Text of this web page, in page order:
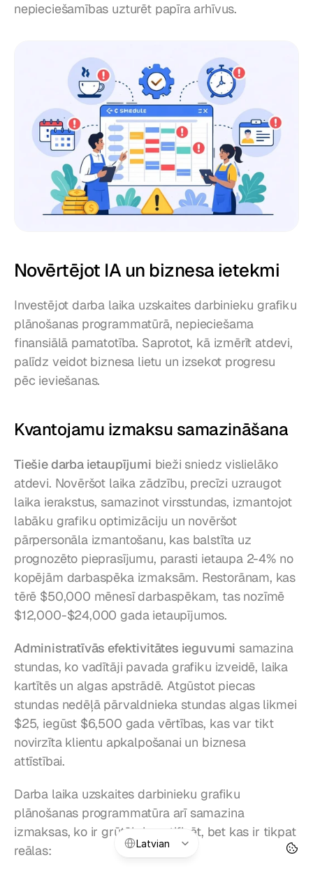
nepieciešamības uzturēt papīra arhīvus.
Novērtējot IA un biznesa ietekmi
Investējot darba laika uzskaites darbinieku grafiku
plānošanas programmatūrā, nepieciešama
finansiālā pamatotība. Saprotot, kā izmērīt atdevi,
palīdz veidot biznesa lietu un izsekot progresu
pēc ieviešanas.
Kvantojamu izmaksu samazināšana
Tiešie darba ietaupījumi bieži sniedz vislielāko
atdevi. Novēršot laika zādzību, precīzi uzraugot
laika ierakstus, samazinot virsstundas, izmantojot
labāku grafiku optimizāciju un novēršot
pārpersonāla izmantošanu, kas balstīta uz
prognozēto pieprasījumu, parasti ietaupa 2-4% no
kopējām darbaspēka izmaksām. Restorānam, kas
tērē $50,000 mēnesī darbaspēkam, tas nozīmē
$12,000-$24,000 gada ietaupījumos.
Administratīvās efektivitātes ieguvumi samazina
stundas, ko vadītāji pavada grafiku izveidē, laika
kartītēs un algas apstrādē. Atgūstot piecas
stundas nedēļā pārvaldnieka stundas algas likmei
$25, iegūst $6,500 gada vērtības, kas var tikt
novirzīta klientu apkalpošanai un biznesa
attīstībai.
Darba laika uzskaites darbinieku grafiku
plānošanas programmatūra arī samazina
izmaksas, ko ir grūtāk kvantificēt, bet kas ir tikpat
reālas:
Select Language
Latvian